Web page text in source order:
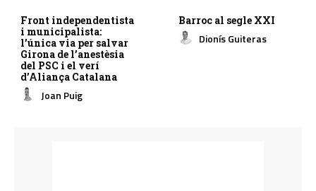
Front independentista
i municipalista:
l’única via per salvar
Girona de l’anestèsia
del PSC i el verí
d’Aliança Catalana
Joan Puig
Barroc al segle XXI
Dionís Guiteras